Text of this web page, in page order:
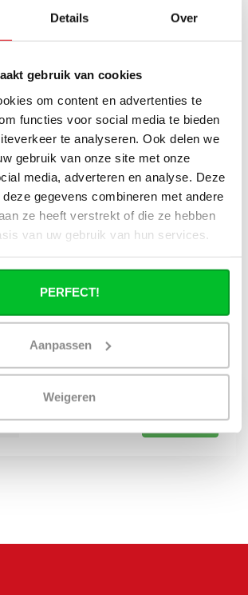
Details Over
gebruik van cookies
om content en advertenties te
functies voor social media te bieden
te analyseren. Ook delen we
gebruik van onze site met onze
media, adverteren en analyse. Deze
gegevens combineren met andere
ze heeft verstrekt of die ze hebben
van uw gebruik van hun services.
PERFECT!
Aanpassen
Weigeren
Wat mij direct opviel aan deze
energiezuinig hij is. Ik merk dat mijn
terwijl de kamers snel opwarmen. Het
is een mooie bonus en geeft de ruimte net
is een investering waar ik geen spijt van
voor wie warmte én een fraai interieur
Geplaatst op 30 Juni 2023 at 17:25
outlet! Eerst met mijn
en nu met de voorplaten.
de vrachtservice in
Opvragen